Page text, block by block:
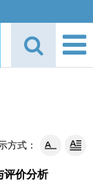
方式：
评价分析